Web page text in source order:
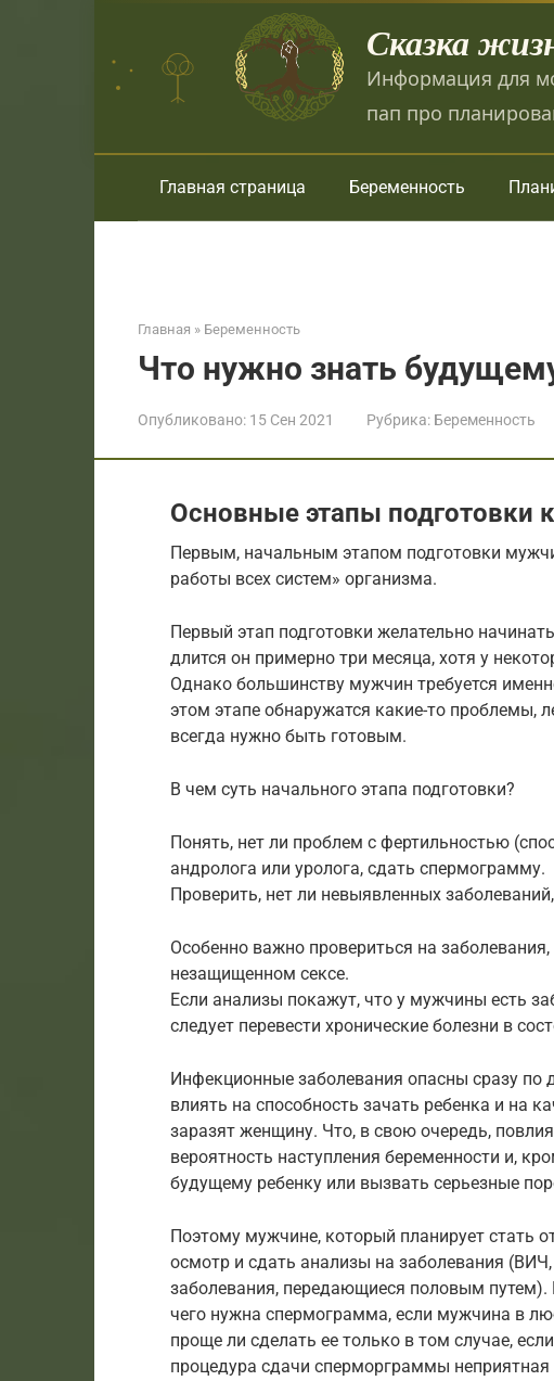
Сказка
Информация для
пап про
Главная страница Беременность
Главная » Беременность
Что нужно знать
Опубликовано: 15 Сен 2021 Рубрика: Беременность
Основные этапы подготовки
Первым, начальным этапом подготовки
работы всех систем» организма.
Первый этап подготовки желательно
длится он примерно три месяца, хотя у
Однако большинству мужчин требуется
этом этапе обнаружатся какие-то проблемы,
всегда нужно быть готовым.
В чем суть начального этапа подготовки?
Понять, нет ли проблем с фертильностью
андролога или уролога, сдать спермограмму.
Проверить, нет ли невыявленных
Особенно важно провериться на
незащищенном сексе.
Если анализы покажут, что у мужчины есть
следует перевести хронические болезни в
Инфекционные заболевания опасны сразу по
влиять на способность зачать ребенка и на
заразят женщину. Что, в свою очередь,
вероятность наступления беременности и,
будущему ребенку или вызвать серьезные
Поэтому мужчине, который планирует стать
осмотр и сдать анализы на заболевания
заболевания, передающиеся половым путем).
чего нужна спермограмма, если мужчина в
проще ли сделать ее только в том случае,
процедура сдачи сперморграммы неприятная